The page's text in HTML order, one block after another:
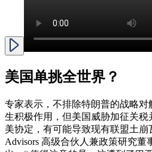
美国单挑全世界？
专家表示，不排除特朗普的战略
生积极作用，但美国威胁加征关税
美协定，有可能导致现有联盟土崩
Advisors 高级合伙人兼政策研究董